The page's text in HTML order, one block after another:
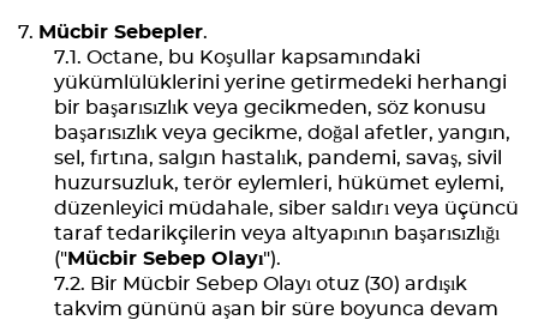
Mücbir Sebepler.
Octane, bu Koşullar kapsamındaki
yükümlülüklerini yerine getirmedeki herhangi
bir başarısızlık veya gecikmeden, söz konusu
başarısızlık veya gecikme, doğal afetler, yangın,
sel, fırtına, salgın hastalık, pandemi, savaş, sivil
huzursuzluk, terör eylemleri, hükümet eylemi,
düzenleyici müdahale, siber saldırı veya üçüncü
taraf tedarikçilerin veya altyapının başarısızlığı
("Mücbir Sebep Olayı").
Bir Mücbir Sebep Olayı otuz (30) ardışık
takvim gününü aşan bir süre boyunca devam